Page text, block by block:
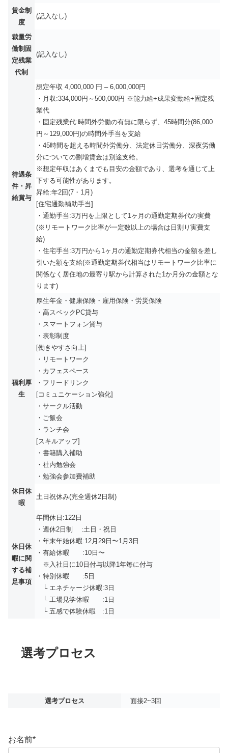
賃金制
度
(記入なし)
裁量労
働制固
定残業
代制
(記入なし)
待遇条
件・昇
給賞与
想定年収 4,000,000 円 – 6,000,000円
・月収:334,000円～500,000円 ※能力給+成果変動給+固定残
業代
・固定残業代:時間外労働の有無に限らず、45時間分(86,000
円～129,000円)の時間外手当を支給
・45時間を超える時間外労働分、法定休日労働分、深夜労働
分についての割増賃金は別途支給。
※想定年収はあくまでも目安の金額であり、選考を通じて上
下する可能性があります。
昇給:年2回(7・1月)
[住宅通勤補助手当]
・通勤手当:3万円を上限として1ヶ月の通勤定期券代の実費
(※リモートワーク比率が一定数以上の場合は日割り実費支
給)
・住宅手当:3万円から1ヶ月の通勤定期券代相当の金額を差し
引いた額を支給(※通勤定期券代相当はリモートワーク比率に
関係なく居住地の最寄り駅から計算された1か月分の金額とな
ります)
福利厚
生
厚生年金・健康保険・雇用保険・労災保険
・高スペックPC貸与
・スマートフォン貸与
・表彰制度
[働きやすさ向上]
・リモートワーク
・カフェスペース
・フリードリンク
[コミュニケーション強化]
・サークル活動
・ご飯会
・ランチ会
[スキルアップ]
・書籍購入補助
・社内勉強会
・勉強会参加費補助
休日休
暇
土日祝休み(完全週休2日制)
休日休
暇に関
する補
足事項
年間休日:122日
・週休2日制 :土日・祝日
・年末年始休暇:12月29日〜1月3日
・有給休暇 :10日〜
※入社日に10日付与以降1年毎に付与
・特別休暇 :5日
└ エネチャージ休暇:3日
└ 工場見学休暇 :1日
└ 五感で体験休暇 :1日
選考プロセス
選考プロセス 面接2~3回
お名前*